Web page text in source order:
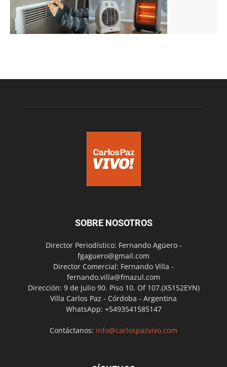
SOBRE NOSOTROS
Director Periodístico: Fernando Agüero -
fgaguero@gmail.com
Director Comercial: Fernando Villa -
fernando.villa@fmazul.com
Dirección: 9 de Julio 90. Piso 10. Of 107.(X5152EYN)
Villa Carlos Paz - Córdoba - Argentina
WhatsApp: +5493541585147
Contáctanos: info@carlospazvivo.com